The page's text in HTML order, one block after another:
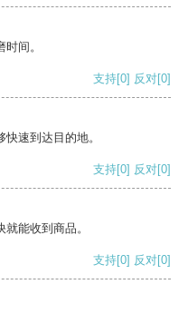
间。
支持[0] 反对[0]
速到达目的地。
支持[0] 反对[0]
能收到商品。
支持[0] 反对[0]